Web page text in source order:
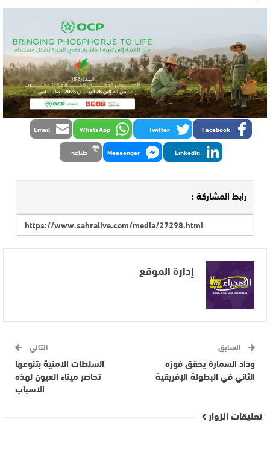
Facebook
Twitter
WhatsApp
Email
LinkedIn
Messenger طباعة
رابط المشاركة :
إدارة الموقع
السابق
وداد السمارة يحقق فوزه
الثاني في البطولة الإفريقية
التالي
السلطات الامنية بتنوعها
تحاصر ميناء العيون لهذه
الاسباب
تعليقات الزوار